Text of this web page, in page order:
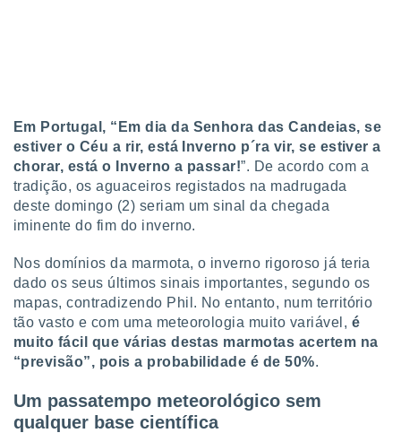
Em Portugal, “Em dia da Senhora das Candeias, se
estiver o Céu a rir, está Inverno p´ra vir, se estiver a
chorar, está o Inverno a passar!”. De acordo com a
tradição, os aguaceiros registados na madrugada
deste domingo (2) seriam um sinal da chegada
iminente do fim do inverno.
Nos domínios da marmota, o inverno rigoroso já teria
dado os seus últimos sinais importantes, segundo os
mapas, contradizendo Phil. No entanto, num território
tão vasto e com uma meteorologia muito variável, é
muito fácil que várias destas marmotas acertem na
“previsão”, pois a probabilidade é de 50%.
Um passatempo meteorológico sem
qualquer base científica